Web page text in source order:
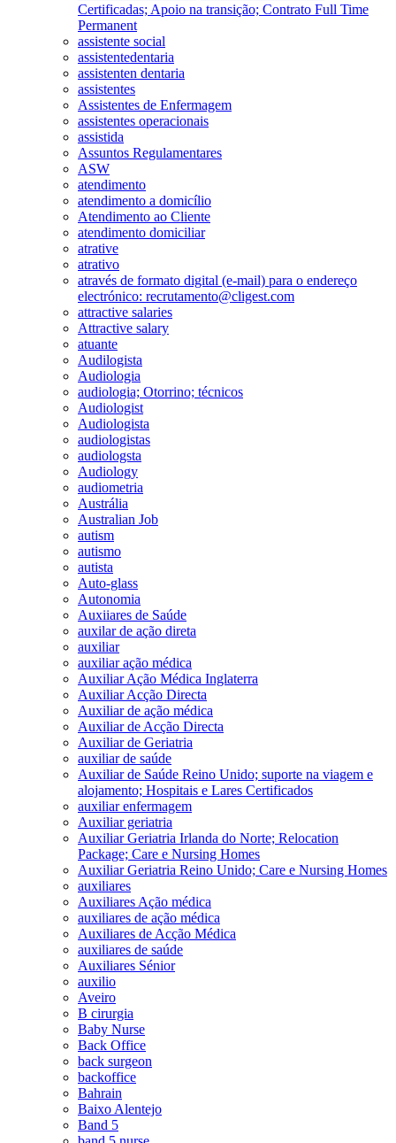
Certificadas; Apoio na transição; Contrato Full Time
Permanent
assistente social
assistentedentaria
assistenten dentaria
assistentes
Assistentes de Enfermagem
assistentes operacionais
assistida
Assuntos Regulamentares
ASW
atendimento
atendimento a domicílio
Atendimento ao Cliente
atendimento domiciliar
atrative
atrativo
através de formato digital (e-mail) para o endereço
electrónico: recrutamento@cligest.com
attractive salaries
Attractive salary
atuante
Audilogista
Audiologia
audiologia; Otorrino; técnicos
Audiologist
Audiologista
audiologistas
audiologsta
Audiology
audiometria
Austrália
Australian Job
autism
autismo
autista
Auto-glass
Autonomia
Auxiiares de Saúde
auxilar de ação direta
auxiliar
auxiliar ação médica
Auxiliar Ação Médica Inglaterra
Auxiliar Acção Directa
Auxiliar de ação médica
Auxiliar de Acção Directa
Auxiliar de Geriatria
auxiliar de saúde
Auxiliar de Saúde Reino Unido; suporte na viagem e
alojamento; Hospitais e Lares Certificados
auxiliar enfermagem
Auxiliar geriatria
Auxiliar Geriatria Irlanda do Norte; Relocation
Package; Care e Nursing Homes
Auxiliar Geriatria Reino Unido; Care e Nursing Homes
auxiliares
Auxiliares Ação médica
auxiliares de ação médica
Auxiliares de Acção Médica
auxiliares de saúde
Auxiliares Sénior
auxilio
Aveiro
B cirurgia
Baby Nurse
Back Office
back surgeon
backoffice
Bahrain
Baixo Alentejo
Band 5